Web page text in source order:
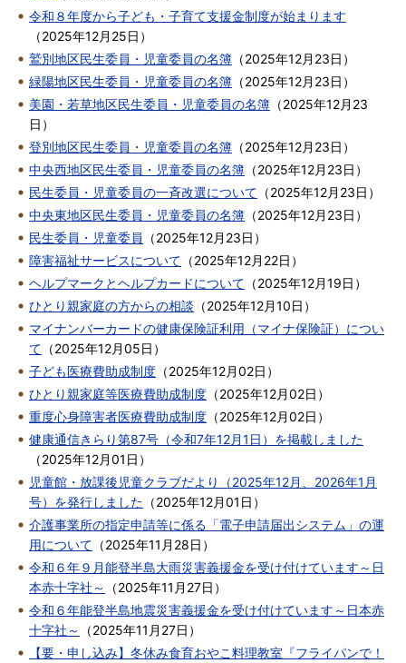
令和８年度から子ども・子育て支援金制度が始まります
（2025年12月25日 ）
鷲別地区民生委員・児童委員の名簿 （2025年12月23日 ）
緑陽地区民生委員・児童委員の名簿 （2025年12月23日 ）
美園・若草地区民生委員・児童委員の名簿 （2025年12月23
日 ）
登別地区民生委員・児童委員の名簿 （2025年12月23日 ）
中央西地区民生委員・児童委員の名簿 （2025年12月23日 ）
民生委員・児童委員の一斉改選について （2025年12月23日 ）
中央東地区民生委員・児童委員の名簿 （2025年12月23日 ）
民生委員・児童委員
（2025年12月23日 ）
障害福祉サービスについて （2025年12月22日 ）
ヘルプマークとヘルプカードについて （2025年12月19日 ）
ひとり親家庭の方からの相談 （2025年12月10日 ）
マイナンバーカードの健康保険証利用（マイナ保険証）につい
て （2025年12月05日 ）
子ども医療費助成制度 （2025年12月02日 ）
ひとり親家庭等医療費助成制度 （2025年12月02日 ）
重度心身障害者医療費助成制度 （2025年12月02日 ）
健康通信きらり第87号（令和7年12月1日）を掲載しました
（2025年12月01日 ）
児童館・放課後児童クラブだより（2025年12月、2026年1月
号）を発行しました （2025年12月01日 ）
介護事業所の指定申請等に係る「電子申請届出システム」の運
用について （2025年11月28日 ）
令和６年９月能登半島大雨災害義援金を受け付けています～日
本赤十字社～
（2025年11月27日 ）
令和６年能登半島地震災害義援金を受け付けています～日本赤
十字社～
（2025年11月27日 ）
【要・申し込み】冬休み食育おやこ料理教室『フライパンで！